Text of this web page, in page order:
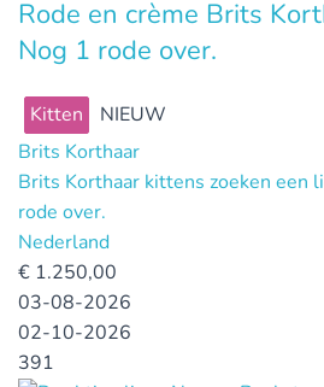
Rode en crème Brits
Nog 1 rode over.
Kitten
NIEUW
Brits Korthaar
Brits Korthaar kittens zoeken een
rode over.
Nederland
€ 1.250,00
03-08-2026
02-10-2026
391